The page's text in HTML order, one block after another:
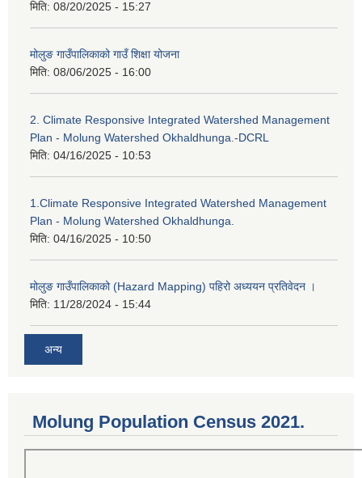
मिति: 08/20/2025 - 15:27
मोलुङ गाउँपालिकाको गाउँ शिक्षा योजना
मिति: 08/06/2025 - 16:00
2. Climate Responsive Integrated Watershed Management
Plan - Molung Watershed Okhaldhunga.-DCRL
मिति: 04/16/2025 - 10:53
1.Climate Responsive Integrated Watershed Management
Plan - Molung Watershed Okhaldhunga.
मिति: 04/16/2025 - 10:50
मोलुङ गाउँपालिकाको (Hazard Mapping) पहिरो अध्ययन प्रतिवेदन ।
मिति: 11/28/2024 - 15:44
अन्य
Molung Population Census 2021.